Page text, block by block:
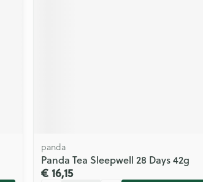
panda
Panda Tea Sleepwell 28 Days 42g
€ 16,15